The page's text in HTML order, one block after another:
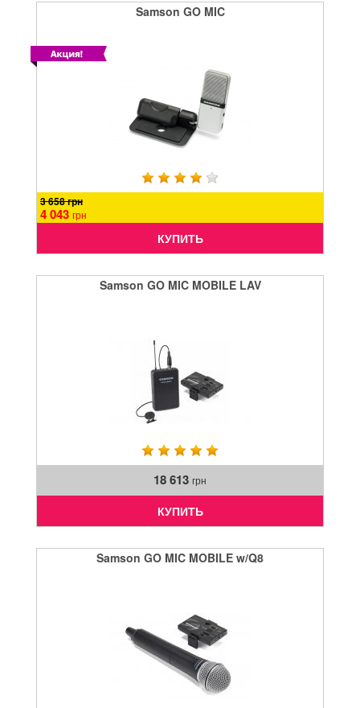
Samson GO MIC
3 658 грн
4 043 грн
КУПИТЬ
Samson GO MIC MOBILE LAV
18 613 грн
КУПИТЬ
Samson GO MIC MOBILE w/Q8